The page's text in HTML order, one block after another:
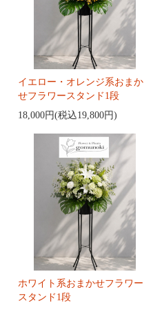
イエロー・オレンジ系おまか
せフラワースタンド1段
18,000円(税込19,800円)
ホワイト系おまかせフラワー
スタンド1段